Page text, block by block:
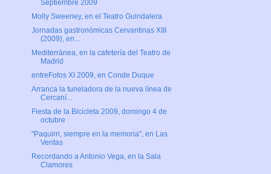
Septiembre 2009
Molly Sweeney, en el Teatro Guindalera
Jornadas gastronómicas Cervantinas XIII
(2009), en...
Mediterránea, en la cafetería del Teatro de
Madrid
entreFotos XI 2009, en Conde Duque
Arranca la tuneladora de la nueva línea de
Cercaní...
Fiesta de la Bicicleta 2009, domingo 4 de
octubre
"Paquirri, siempre en la memoria", en Las
Ventas
Recordando a Antonio Vega, en la Sala
Clamores